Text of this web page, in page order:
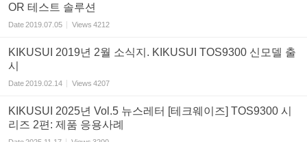
OR 테스트 솔루션
Date2019.07.05 Views 4212
KIKUSUI 2019년 2월 소식지. KIKUSUI TOS9300 신모델 출
시
Date2019.02.14 Views 4207
KIKUSUI 2025년 Vol.5 뉴스레터 [테크웨이즈] TOS9300 시
리즈 2편: 제품 응용사례